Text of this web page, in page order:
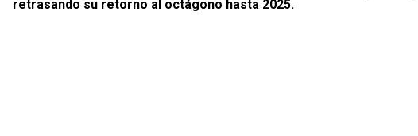
retrasando su retorno al octágono hasta 2025.